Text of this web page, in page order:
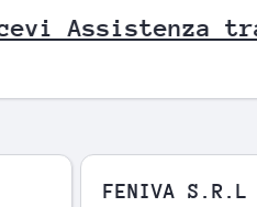
o Ricevi
FENIVA S.R.L